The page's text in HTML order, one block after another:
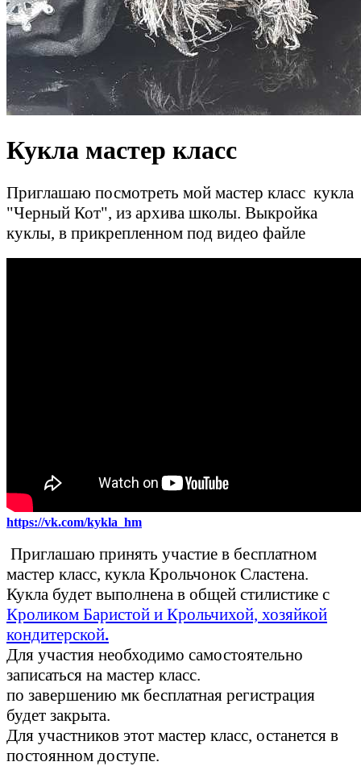
Кукла мастер класс
Приглашаю посмотреть мой мастер класс кукла
"Черный Кот", из архива школы. Выкройка
куклы, в прикрепленном под видео файле
https://vk.com/kykla_hm
Приглашаю принять участие в бесплатном
мастер класс, кукла Крольчонок Сластена.
Кукла будет выполнена в общей стилистике с
Кроликом Баристой и Крольчихой, хозяйкой
кондитерской.
Для участия необходимо самостоятельно
записаться на мастер класс.
по завершению мк бесплатная регистрация
будет закрыта.
Для участников этот мастер класс, останется в
постоянном доступе.